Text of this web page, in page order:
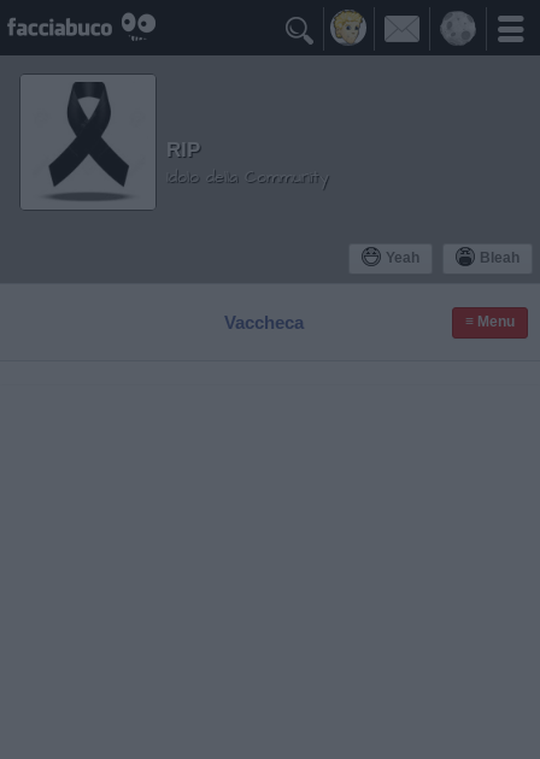

Yeah Bleah
RIP
Idolo della Community
Vaccheca ≡ Menu